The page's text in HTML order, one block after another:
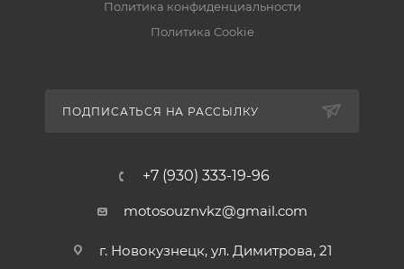
Политика конфиденциальности
Политика Cookie
ПОДПИСАТЬСЯ НА РАССЫЛКУ
+7 (930) 333-19-96
motosouznvkz@gmail.com
г. Новокузнецк, ул. Димитрова, 21